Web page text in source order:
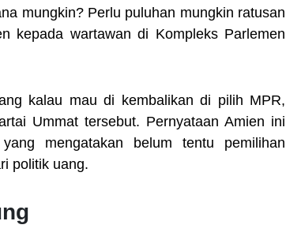
mungkin? Perlu puluhan mungkin ratusan
kepada wartawan di Kompleks Parlemen
kalau mau di kembalikan di pilih MPR,
Ummat tersebut. Pernyataan Amien ini
mengatakan belum tentu pemilihan
politik uang.